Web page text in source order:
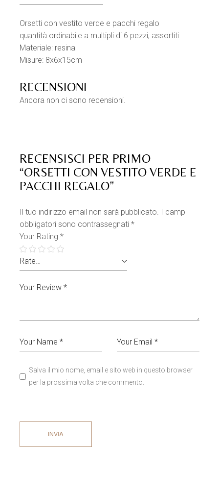
Orsetti con vestito verde e pacchi regalo
quantità ordinabile a multipli di 6 pezzi, assortiti
Materiale: resina
Misure: 8x6x15cm
RECENSIONI
Ancora non ci sono recensioni.
RECENSISCI PER PRIMO
“ORSETTI CON VESTITO VERDE E
PACCHI REGALO”
Il tuo indirizzo email non sarà pubblicato. I campi
obbligatori sono contrassegnati*
Your Rating*
Salva il mio nome, email e sito web in questo browser
per la prossima volta che commento.
INVIA